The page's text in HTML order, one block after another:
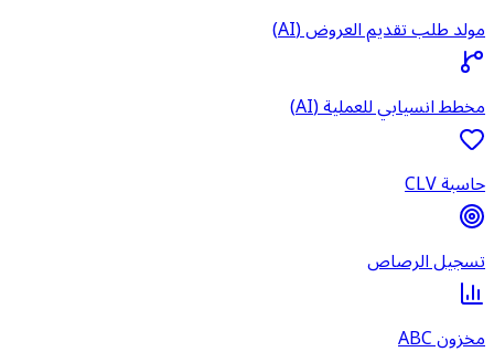
مولد طلب تقديم العروض (AI)
مخطط انسيابي للعملية (AI)
حاسبة CLV
تسجيل الرصاص
مخزون ABC